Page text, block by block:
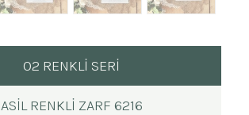
02 RENKLİ SERİ
ASIL RENKLI ZARF 6216